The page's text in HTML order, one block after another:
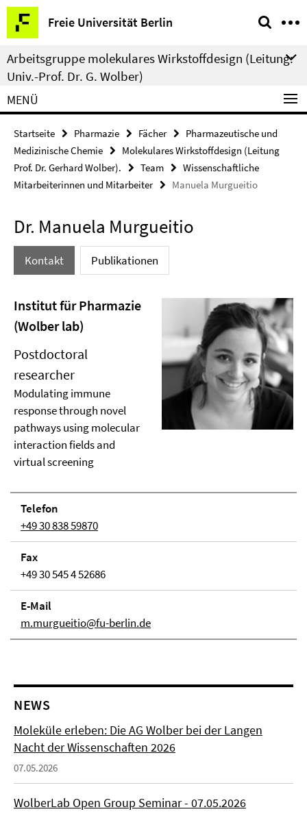
Springe
direkt
zu
Inhalt
Freie Universität Berlin
Service-
Navigation
Arbeitsgruppe molekulares Wirkstoffdesign (Leitung:
Univ.-Prof. Dr. G. Wolber)
MENÜ
Startseite Pharmazie Fächer
Pharmazeutische und
Medizinische Chemie
Molekulares Wirkstoffdesign (Leitung
Prof. Dr. Gerhard Wolber).
Team
Wissenschaftliche
Mitarbeiterinnen und Mitarbeiter
Manuela Murgueitio
Dr. Manuela Murgueitio
Kontakt Publikationen
Institut für Pharmazie
(Wolber lab)
Postdoctoral
researcher
Modulating immune
response through novel
pathways using molecular
interaction fields and
virtual screening
Telefon
+49 30 838 59870
Fax
+49 30 545 4 52686
E-Mail
m.murgueitio@fu-berlin.de
NEWS
Moleküle erleben: Die AG Wolber bei der Langen
Nacht der Wissenschaften 2026
07.05.2026
WolberLab Open Group Seminar - 07.05.2026